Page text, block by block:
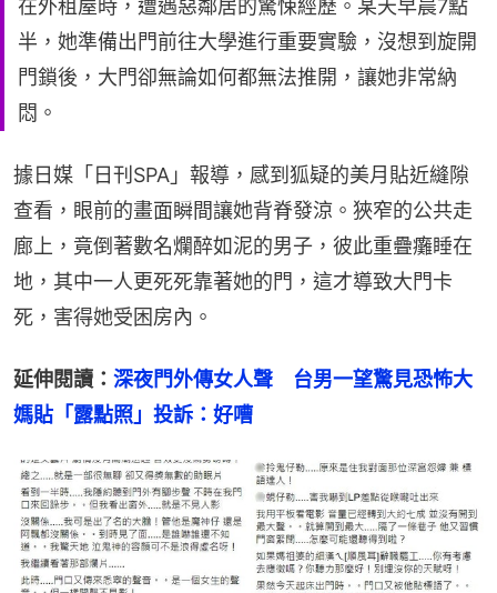
在外租屋時，遭遇惡鄰居的驚悚經歷。某天早晨7點
半，她準備出門前往大學進行重要實驗，沒想到旋開
門鎖後，大門卻無論如何都無法推開，讓她非常納
悶。
據日媒「日刊SPA」報導，感到狐疑的美月貼近縫隙
查看，眼前的畫面瞬間讓她背脊發涼。狹窄的公共走
廊上，竟倒著數名爛醉如泥的男子，彼此重疊癱睡在
地，其中一人更死死靠著她的門，這才導致大門卡
死，害得她受困房內。
延伸閱讀： 深夜門外傳女人聲　台男一望驚見恐怖大
媽貼「露點照」投訴：好嘈